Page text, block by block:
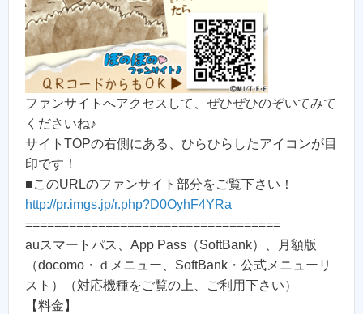
ファンサイトへアクセスして、ぜひぜひのぞいてみて
くださいね♪
サイトTOPの右側にある、ひらひらしたアイコンが目
印です！
■このURLのファンサイト部分をご覧下さい！
http://pr.imgs.jp/r.php?D0OyhF4YRa
===================================
auスマートパス、App Pass（SoftBank）、月額版
（docomo・ｄメニュー、SoftBank・公式メニューリ
スト）（対応機種をご覧の上、ご利用下さい）
【料金】